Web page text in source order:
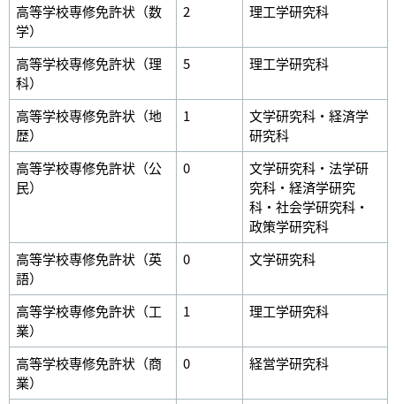
高等学校専修免許状（数
学）
2 理工学研究科
高等学校専修免許状（理
科）
5 理工学研究科
高等学校専修免許状（地
歴）
1
文学研究科・経済学
研究科
高等学校専修免許状（公
民）
0
文学研究科・法学研
究科・経済学研究
科・社会学研究科・
政策学研究科
高等学校専修免許状（英
語）
0 文学研究科
高等学校専修免許状（工
業）
1 理工学研究科
高等学校専修免許状（商
業）
0 経営学研究科